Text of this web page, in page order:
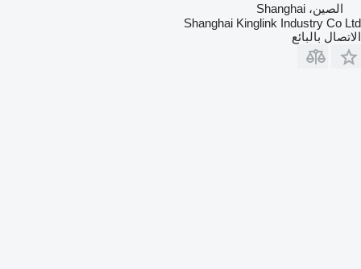
الصين، Shanghai
Shanghai Kinglink Industry Co Ltd
الاتصال بالبائع